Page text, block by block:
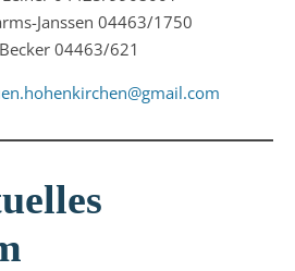
Janssen 04463/1750
04463/621